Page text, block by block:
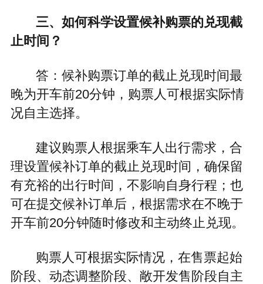
三、如何科学设置候补购票的兑现截
止时间？
答：候补购票订单的截止兑现时间最
晚为开车前20分钟，购票人可根据实际情
况自主选择。
建议购票人根据乘车人出行需求，合
理设置候补订单的截止兑现时间，确保留
有充裕的出行时间，不影响自身行程；也
可在提交候补订单后，根据需求在不晚于
开车前20分钟随时修改和主动终止兑现。
购票人可根据实际情况，在售票起始
阶段、动态调整阶段、敞开发售阶段自主